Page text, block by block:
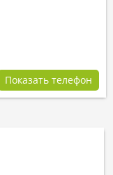
Показать телефон